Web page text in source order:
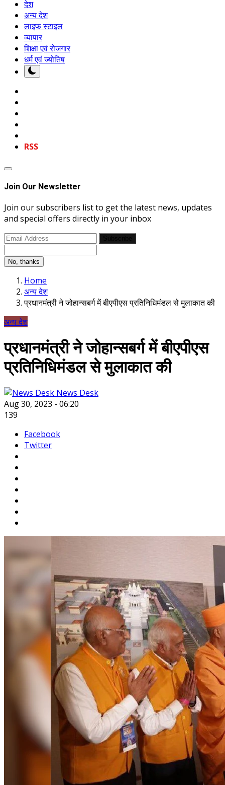
देश
अन्य देश
लाइफ स्टाइल
व्यापार
शिक्षा एवं रोजगार
धर्म एवं ज्योतिष
RSS
Join Our Newsletter
Join our subscribers list to get the latest news, updates
and special offers directly in your inbox
No, thanks
Home
अन्य देश
प्रधानमंत्री ने जोहान्सबर्ग में बीएपीएस प्रतिनिधिमंडल से मुलाकात की
अन्य देश
प्रधानमंत्री ने जोहान्सबर्ग में बीएपीएस
प्रतिनिधिमंडल से मुलाकात की
News Desk
Aug 30, 2023 - 06:20
139
Facebook
Twitter